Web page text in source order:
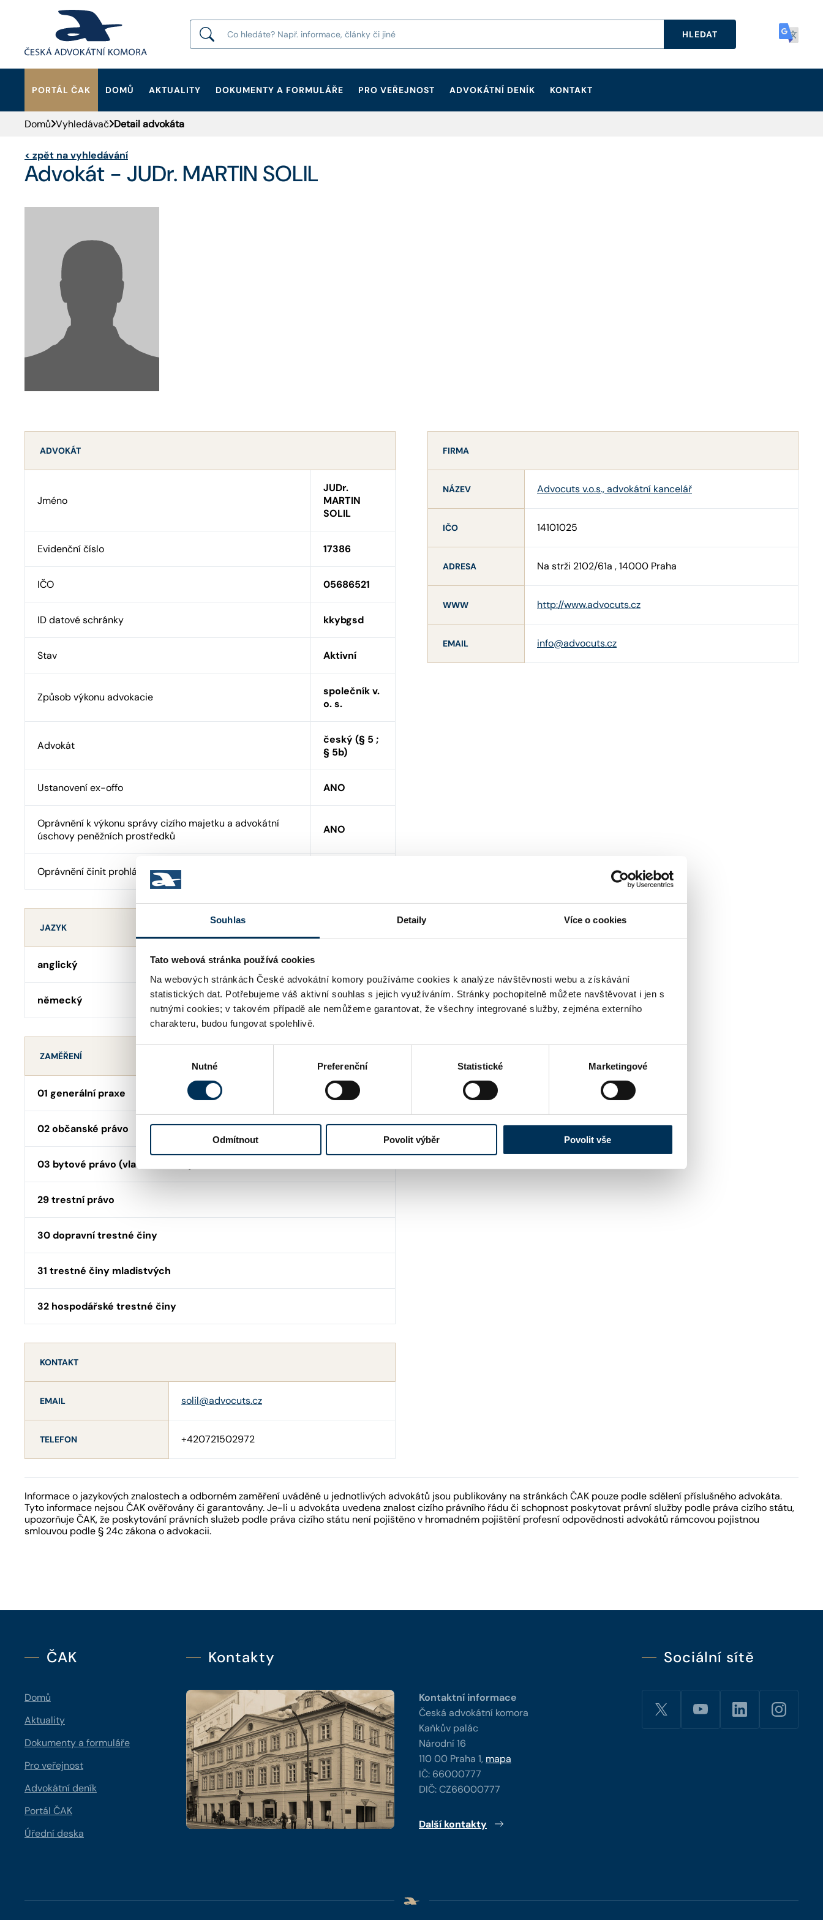
Souhlas Detaily Více o cookies
Tato webová stránka používá cookies
Na webových stránkách České advokátní komory používáme cookies k analýze návštěvnosti webu a získávání
statistických dat. Potřebujeme váš aktivní souhlas s jejich využíváním. Stránky pochopitelně můžete navštěvovat i jen s
nutnými cookies; v takovém případě ale nemůžeme garantovat, že všechny integrované služby, zejména externího
charakteru, budou fungovat spolehlivě.
Nutné Preferenční Statistické Marketingové
Odmítnout Povolit výběr Povolit vše
HLEDAT
PORTÁL ČAK DOMŮ AKTUALITY DOKUMENTY A FORMULÁŘE PRO VEŘEJNOST ADVOKÁTNÍ DENÍK
KONTAKT
HLEDAT
Domů Vyhledávač Detail advokáta
< zpět na vyhledávání
Advokát - JUDr. MARTIN SOLIL
ADVOKÁT
Jméno
JUDr.
MARTIN
SOLIL
Evidenční číslo 17386
IČO 05686521
ID datové schránky kkybgsd
Stav Aktivní
Způsob výkonu advokacie
společník v.
o. s.
Advokát
český (§ 5 ;
§ 5b)
Ustanovení ex-offo ANO
Oprávnění k výkonu správy cizího majetku a advokátní
úschovy peněžních prostředků
ANO
Oprávnění činit prohlášení o pravosti podpisu
JAZYK
anglický
německý
ZAMĚŘENÍ
01 generální praxe
02 občanské právo
03 bytové právo (vlastnictví, nájem, SVJ)
29 trestní právo
30 dopravní trestné činy
31 trestné činy mladistvých
32 hospodářské trestné činy
KONTAKT
EMAIL solil@advocuts.cz
TELEFON +420721502972
FIRMA
NÁZEV Advocuts v.o.s., advokátní kancelář
IČO 14101025
ADRESA Na strži 2102/61a , 14000 Praha
WWW http://www.advocuts.cz
EMAIL info@advocuts.cz
Informace o jazykových znalostech a odborném zaměření uváděné u jednotlivých advokátů jsou publikovány na stránkách ČAK pouze podle sdělení příslušného advokáta.
Tyto informace nejsou ČAK ověřovány či garantovány. Je-li u advokáta uvedena znalost cizího právního řádu či schopnost poskytovat právní služby podle práva cizího státu,
upozorňuje ČAK, že poskytování právních služeb podle práva cizího státu není pojištěno v hromadném pojištění profesní odpovědnosti advokátů rámcovou pojistnou
smlouvou podle § 24c zákona o advokacii.
ČAK
Domů
Aktuality
Dokumenty a formuláře
Pro veřejnost
Advokátní deník
Portál ČAK
Úřední deska
Kontakty
Kontaktní informace
Česká advokátní komora
Kaňkův palác
Národní 16
110 00 Praha 1, mapa
IČ: 66000777
DIČ: CZ66000777
Další kontakty
Sociální sítě